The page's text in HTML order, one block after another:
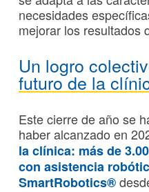
necesidades
mejorar los resultados
Un logro
futuro de la
Este cierre de año se
haber alcanzado en
la clínica: más de
con asistencia
SmartRobotics®